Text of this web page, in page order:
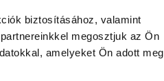
biztosításához, valamint
megosztjuk az Ön
amelyeket Ön adott meg